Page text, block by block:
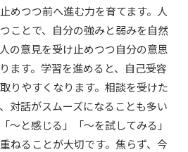
めつつ前へ進む力を育てます。人
ことで、自分の強みと弱みを自然
の意見を受け止めつつ自分の意思
ます。学習を進めると、自己受容
りやすくなります。相談を受けた
対話がスムーズになることも多い
〜と感じる」「〜を試してみる」
ねることが大切です。焦らず、今